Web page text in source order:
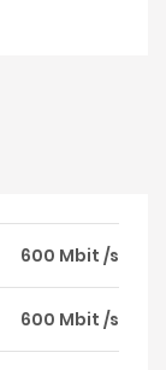
600 Mbit /s
600 Mbit /s